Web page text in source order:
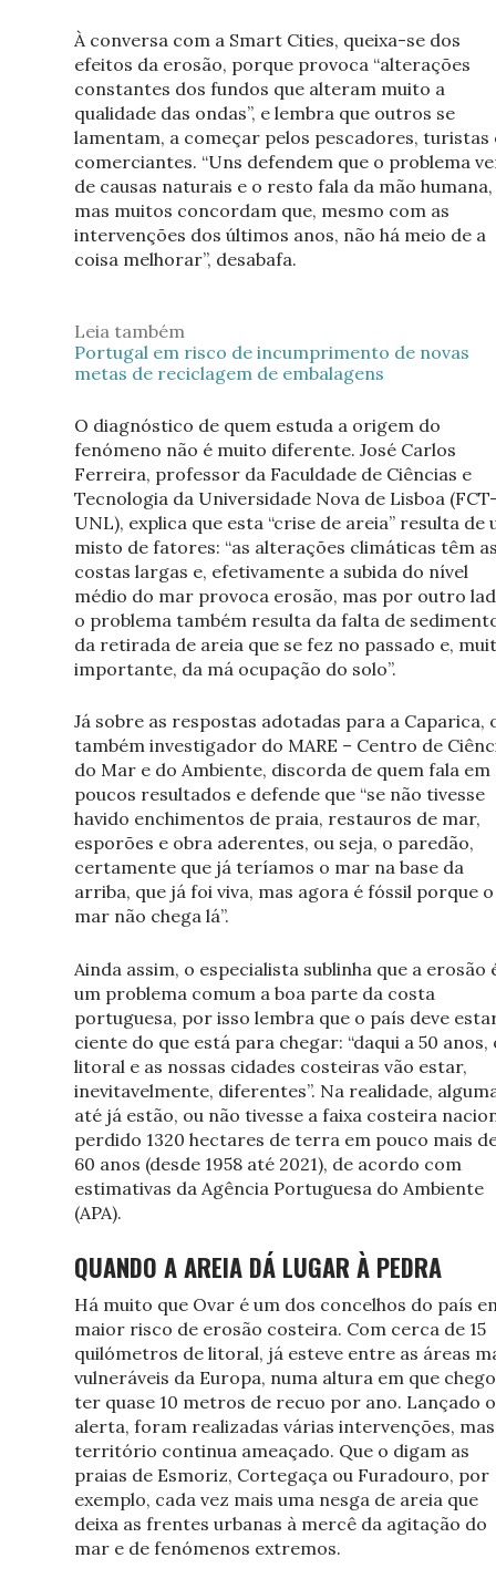
À conversa com a Smart Cities, queixa-se dos
efeitos da erosão, porque provoca “alterações
constantes dos fundos que alteram muito a
qualidade das ondas”, e lembra que outros se
lamentam, a começar pelos pescadores, turistas
comerciantes. “Uns defendem que o problema
de causas naturais e o resto fala da mão humana,
mas muitos concordam que, mesmo com as
intervenções dos últimos anos, não há meio de a
coisa melhorar”, desabafa.
Leia também
Portugal em risco de incumprimento de novas
metas de reciclagem de embalagens
O diagnóstico de quem estuda a origem do
fenómeno não é muito diferente. José Carlos
Ferreira, professor da Faculdade de Ciências e
Tecnologia da Universidade Nova de Lisboa
UNL), explica que esta “crise de areia” resulta de
misto de fatores: “as alterações climáticas têm
costas largas e, efetivamente a subida do nível
médio do mar provoca erosão, mas por outro
o problema também resulta da falta de
da retirada de areia que se fez no passado e,
importante, da má ocupação do solo”.
Já sobre as respostas adotadas para a Caparica,
também investigador do MARE – Centro de
do Mar e do Ambiente, discorda de quem fala em
poucos resultados e defende que “se não tivesse
havido enchimentos de praia, restauros de mar,
esporões e obra aderentes, ou seja, o paredão,
certamente que já teríamos o mar na base da
arriba, que já foi viva, mas agora é fóssil porque o
mar não chega lá”.
Ainda assim, o especialista sublinha que a erosão
um problema comum a boa parte da costa
portuguesa, por isso lembra que o país deve
ciente do que está para chegar: “daqui a 50 anos,
litoral e as nossas cidades costeiras vão estar,
inevitavelmente, diferentes”. Na realidade,
até já estão, ou não tivesse a faixa costeira
perdido 1320 hectares de terra em pouco mais
60 anos (desde 1958 até 2021), de acordo com
estimativas da Agência Portuguesa do Ambiente
(APA).
QUANDO A AREIA DÁ LUGAR À PEDRA
Há muito que Ovar é um dos concelhos do país
maior risco de erosão costeira. Com cerca de 15
quilómetros de litoral, já esteve entre as áreas
vulneráveis da Europa, numa altura em que
ter quase 10 metros de recuo por ano. Lançado o
alerta, foram realizadas várias intervenções,
território continua ameaçado. Que o digam as
praias de Esmoriz, Cortegaça ou Furadouro, por
exemplo, cada vez mais uma nesga de areia que
deixa as frentes urbanas à mercê da agitação do
mar e de fenómenos extremos.